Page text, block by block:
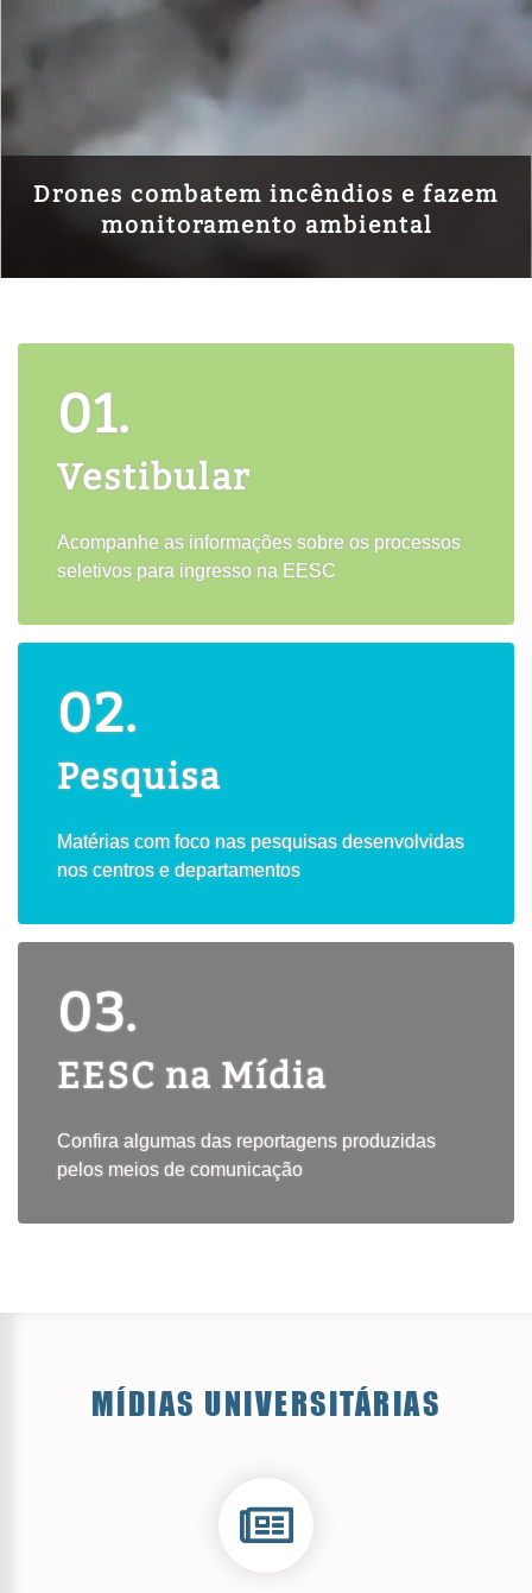
Drones combatem incêndios e fazem
monitoramento ambiental
01.
Vestibular
Acompanhe as informações sobre os processos
seletivos para ingresso na EESC
02.
Pesquisa
Matérias com foco nas pesquisas desenvolvidas
nos centros e departamentos
03.
EESC na Mídia
Confira algumas das reportagens produzidas
pelos meios de comunicação
MÍDIAS UNIVERSITÁRIAS